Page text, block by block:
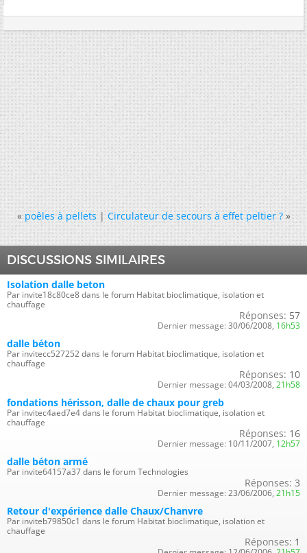
« poêles à pellets|Circulateur de secours à effet peltier ? »
DISCUSSIONS SIMILAIRES
Isolation dalle beton
Par invite18c80ce8 dans le forum Habitat bioclimatique, isolation et
chauffage
Réponses: 57
Dernier message: 30/06/2008, 16h53
dalle béton
Par invitecc527252 dans le forum Habitat bioclimatique, isolation et
chauffage
Réponses: 10
Dernier message: 04/03/2008, 21h58
fondations hérisson, dalle de chaux pour greb
Par invitec4aed7e4 dans le forum Habitat bioclimatique, isolation et
chauffage
Réponses: 16
Dernier message: 10/11/2007, 12h57
dalle béton armé
Par invite64157a37 dans le forum Technologies
Réponses: 3
Dernier message: 23/06/2006, 21h15
Retour d'expérience dalle Chaux/Chanvre
Par inviteb79850c1 dans le forum Habitat bioclimatique, isolation et
chauffage
Réponses: 1